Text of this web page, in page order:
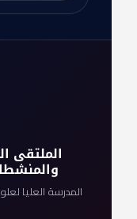
الملتقى